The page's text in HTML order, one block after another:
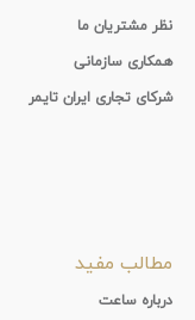
نظر مشتریان ما
همکاری سازمانی
شرکای تجاری ایران تایمر
مطالب مفید
درباره ساعت